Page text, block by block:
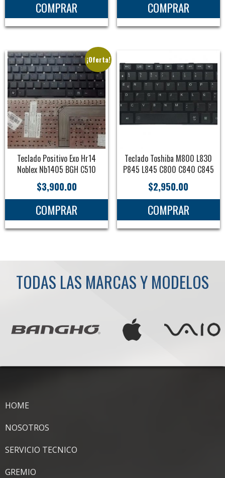
COMPRAR COMPRAR
¡Oferta!
Teclado Positivo Exo Hr14
Noblex Nb1405 BGH C510
$3,900.00
COMPRAR
Teclado Toshiba M800 L830
P845 L845 C800 C840 C845
$2,950.00
COMPRAR
TODAS LAS MARCAS Y MODELOS
HOME
NOSOTROS
SERVICIO TECNICO
GREMIO